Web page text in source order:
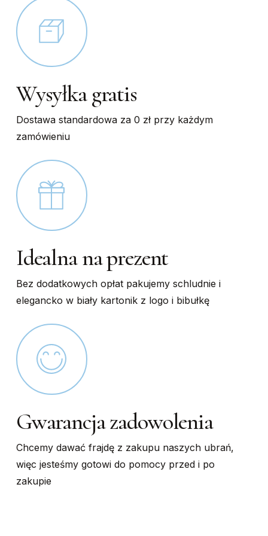
Wysyłka gratis
Dostawa standardowa za 0 zł przy każdym
zamówieniu
Idealna na prezent
Bez dodatkowych opłat pakujemy schludnie i
elegancko w biały kartonik z logo i bibułkę
Gwarancja zadowolenia
Chcemy dawać frajdę z zakupu naszych ubrań,
więc jesteśmy gotowi do pomocy przed i po
zakupie